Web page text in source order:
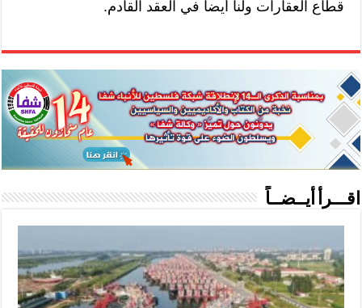
قطاع العقارات ولنا أيضا في العقد القادم.
اقـــرأ أيــضــاً